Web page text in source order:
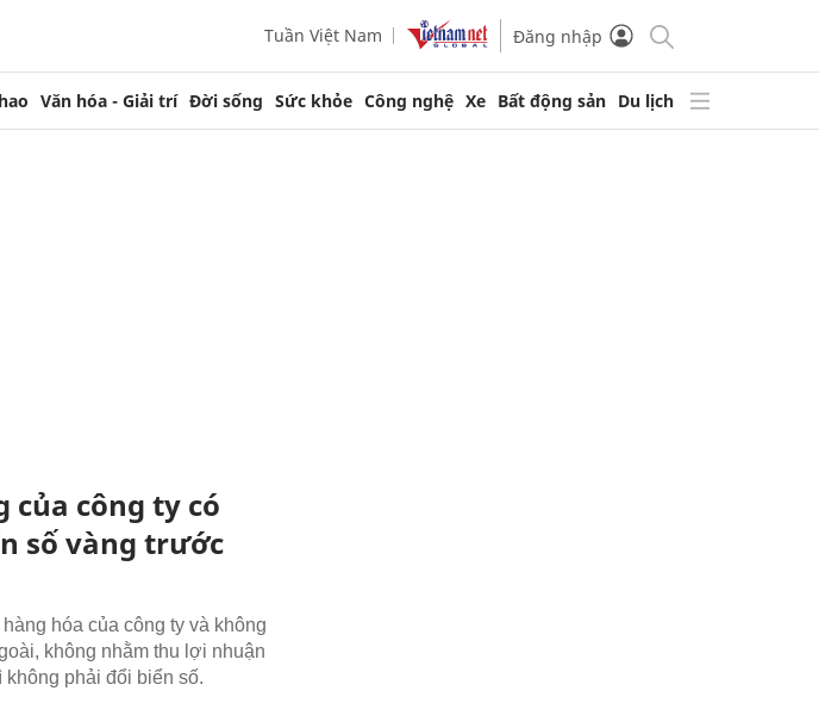
Tuần Việt Nam Đăng nhập
Văn hóa - Giải trí Đời sống Sức khỏe Công nghệ Xe Bất động sản Du lịch
của công ty có
số vàng trước
hóa của công ty và không
không nhằm thu lợi nhuận
phải đổi biển số.